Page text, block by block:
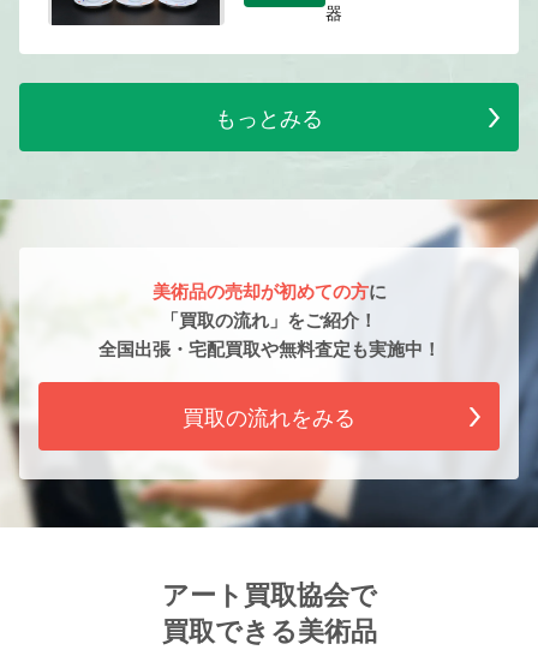
器
もっとみる
美術品の売却が初めての方に
「買取の流れ」をご紹介！
全国出張・宅配買取や無料査定も実施中！
買取の流れをみる
アート買取協会で
買取できる美術品